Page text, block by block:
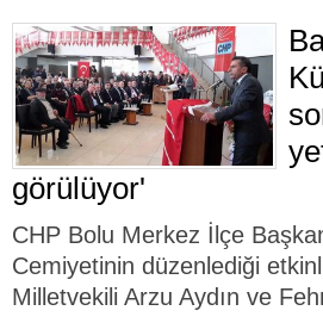
görülüyor'
CHP Bolu Merkez İlçe
Cemiyetinin düzenlediği
Milletvekili Arzu Aydın ve